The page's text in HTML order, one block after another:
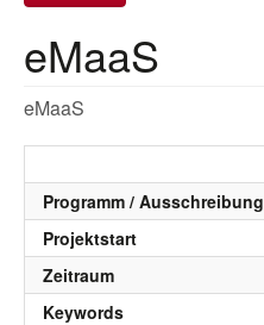
eMaaS
eMaaS
Programm / Ausschreibung
Projektstart
Zeitraum
Keywords